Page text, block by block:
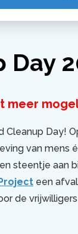
Day
meer
Cleanup Day!
van mens
steentje aan
een
de